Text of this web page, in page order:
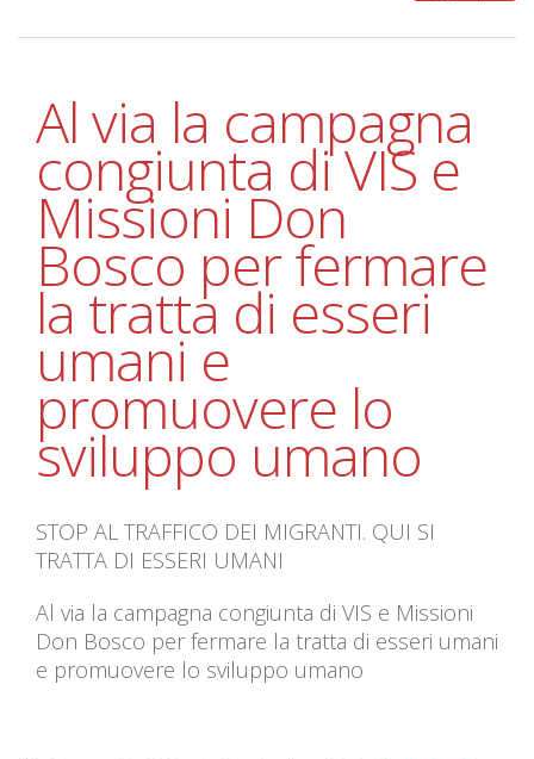
Al via la campagna
congiunta di VIS e
Missioni Don
Bosco per fermare
la tratta di esseri
umani e
promuovere lo
sviluppo umano
STOP AL TRAFFICO DEI MIGRANTI. QUI SI
TRATTA DI ESSERI UMANI
Al via la campagna congiunta di VIS e Missioni
Don Bosco per fermare la tratta di esseri umani
e promuovere lo sviluppo umano